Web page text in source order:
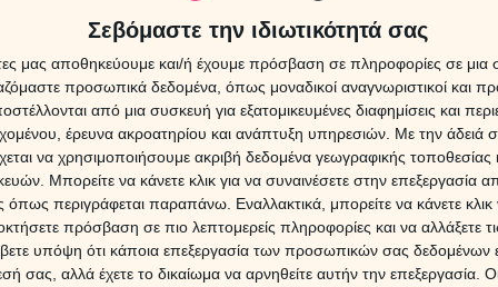
Σεβόμαστε την ιδιωτικότητά σας
μας αποθηκεύουμε και/ή έχουμε πρόσβαση σε πληροφορίες σε
προσωπικά δεδομένα, όπως μοναδικοί αναγνωριστικοί και
από μια συσκευή για εξατομικευμένες διαφημίσεις και
έρευνα ακροατηρίου και ανάπτυξη υπηρεσιών. Με την άδειά
να χρησιμοποιήσουμε ακριβή δεδομένα γεωγραφικής τοποθεσίας
Μπορείτε να κάνετε κλικ για να συναινέσετε στην επεξεργασία
περιγράφεται παραπάνω. Εναλλακτικά, μπορείτε να κάνετε κλικ
πρόσβαση σε πιο λεπτομερείς πληροφορίες και να αλλάξετε
υπόψη ότι κάποια επεξεργασία των προσωπικών σας δεδομένων
σας, αλλά έχετε το δικαίωμα να αρνηθείτε αυτήν την επεξεργασία.
αγάπη αργεί να πάρει μπρός, ωστόσο στο σεξ από
μονοπάτια. Μαγεύεται από τα κορμιά των άλλων, ενώ
ενέργεια. Ακολουθεί τη χημεία και τα ερωτκά
τον έρωτα στο έπακρο. Δραστικός στο κρεβάτι και τον
να κατακτά. Το αξιοθαύμαστο σε έναν Άρη στο Κριό
της νεότητος, της ερωτεύσιμης αφέλειας και της
από τον κίνδυνο και ο μόνος λόγος που θυμώνει
να έχει μείνει ακίνητος.Όλοι οι μελλοντολόγοι και οι
για να σου βρουν τα πάντα για τα αισθηματικά σου!
ΟΛΥΜΠΙΑστο 54848. Από τηνΚύπροκάλεσε στο900-
κάτω μέρος αυτής της σελίδας.)
16
Ο
9